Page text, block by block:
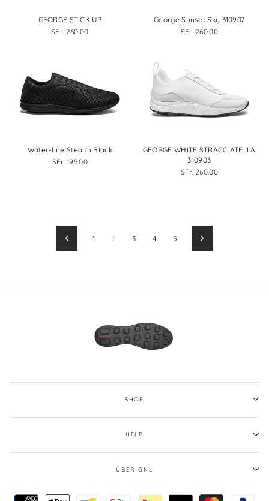
GEORGE STICK UP
SFr. 260.00
George Sunset Sky 310907
SFr. 260.00
Water-line Stealth Black
SFr. 195.00
GEORGE WHITE STRACCIATELLA
310903
SFr. 260.00
Zurück 1 2 3 4 5 Vorwärts
SHOP
HELP
ÜBER GNL